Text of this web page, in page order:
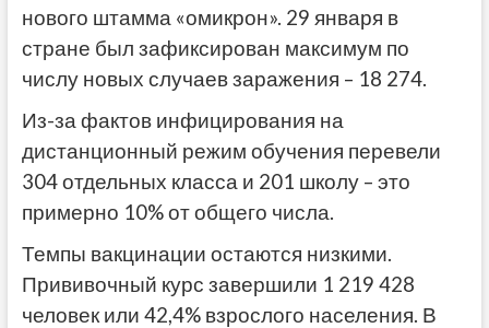
нового штамма «омикрон». 29 января в
стране был зафиксирован максимум по
числу новых случаев заражения – 18 274.
Из-за фактов инфицирования на
дистанционный режим обучения перевели
304 отдельных класса и 201 школу – это
примерно 10% от общего числа.
Темпы вакцинации остаются низкими.
Прививочный курс завершили 1 219 428
человек или 42,4% взрослого населения. В